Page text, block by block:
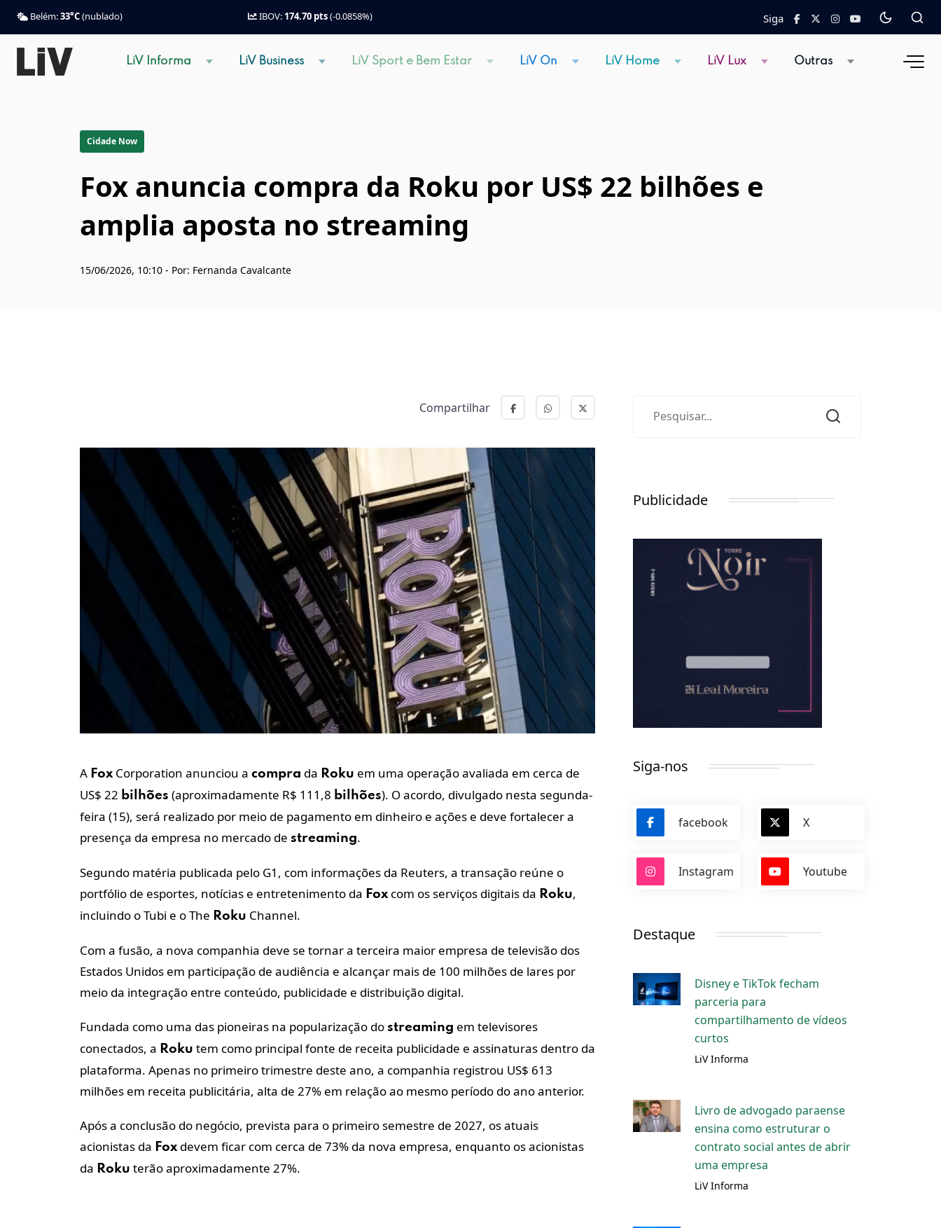
Belém:33°C(nublado) IBOV: 174.70 pts(-0.0858%) Siga
LiV Informa LiV Business LiV Sport e Bem Estar LiV On LiV Home LiV Lux Outras
Cidade Now
Fox anuncia compra da Roku por US$ 22 bilhões e
amplia aposta no streaming
15/06/2026, 10:10 - Por: Fernanda Cavalcante
Compartilhar
A Fox Corporation anunciou a compra da Roku em uma operação avaliada em cerca de
US$ 22 bilhões (aproximadamente R$ 111,8 bilhões). O acordo, divulgado nesta segunda-
feira (15), será realizado por meio de pagamento em dinheiro e ações e deve fortalecer a
presença da empresa no mercado de streaming.
Segundo matéria publicada pelo G1, com informações da Reuters, a transação reúne o
portfólio de esportes, notícias e entretenimento da Fox com os serviços digitais da Roku,
incluindo o Tubi e o The Roku Channel.
Com a fusão, a nova companhia deve se tornar a terceira maior empresa de televisão dos
Estados Unidos em participação de audiência e alcançar mais de 100 milhões de lares por
meio da integração entre conteúdo, publicidade e distribuição digital.
Fundada como uma das pioneiras na popularização do streaming em televisores
conectados, a Roku tem como principal fonte de receita publicidade e assinaturas dentro da
plataforma. Apenas no primeiro trimestre deste ano, a companhia registrou US$ 613
milhões em receita publicitária, alta de 27% em relação ao mesmo período do ano anterior.
Após a conclusão do negócio, prevista para o primeiro semestre de 2027, os atuais
acionistas da Fox devem ficar com cerca de 73% da nova empresa, enquanto os acionistas
da Roku terão aproximadamente 27%.
Publicidade
Siga-nos
facebook X
Instagram Youtube
Destaque
Disney e TikTok fecham
parceria para
compartilhamento de vídeos
curtos
LiV Informa
Livro de advogado paraense
ensina como estruturar o
contrato social antes de abrir
uma empresa
LiV Informa